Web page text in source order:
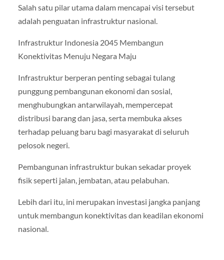
Salah satu pilar utama dalam mencapai visi tersebut
adalah penguatan infrastruktur nasional.
Infrastruktur Indonesia 2045 Membangun
Konektivitas Menuju Negara Maju
Infrastruktur berperan penting sebagai tulang
punggung pembangunan ekonomi dan sosial,
menghubungkan antarwilayah, mempercepat
distribusi barang dan jasa, serta membuka akses
terhadap peluang baru bagi masyarakat di seluruh
pelosok negeri.
Pembangunan infrastruktur bukan sekadar proyek
fisik seperti jalan, jembatan, atau pelabuhan.
Lebih dari itu, ini merupakan investasi jangka panjang
untuk membangun konektivitas dan keadilan ekonomi
nasional.